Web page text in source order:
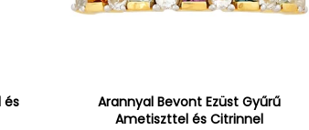
és
Arannyal Bevont Ezüst Gyűrű
Ametiszttel és Citrinnel